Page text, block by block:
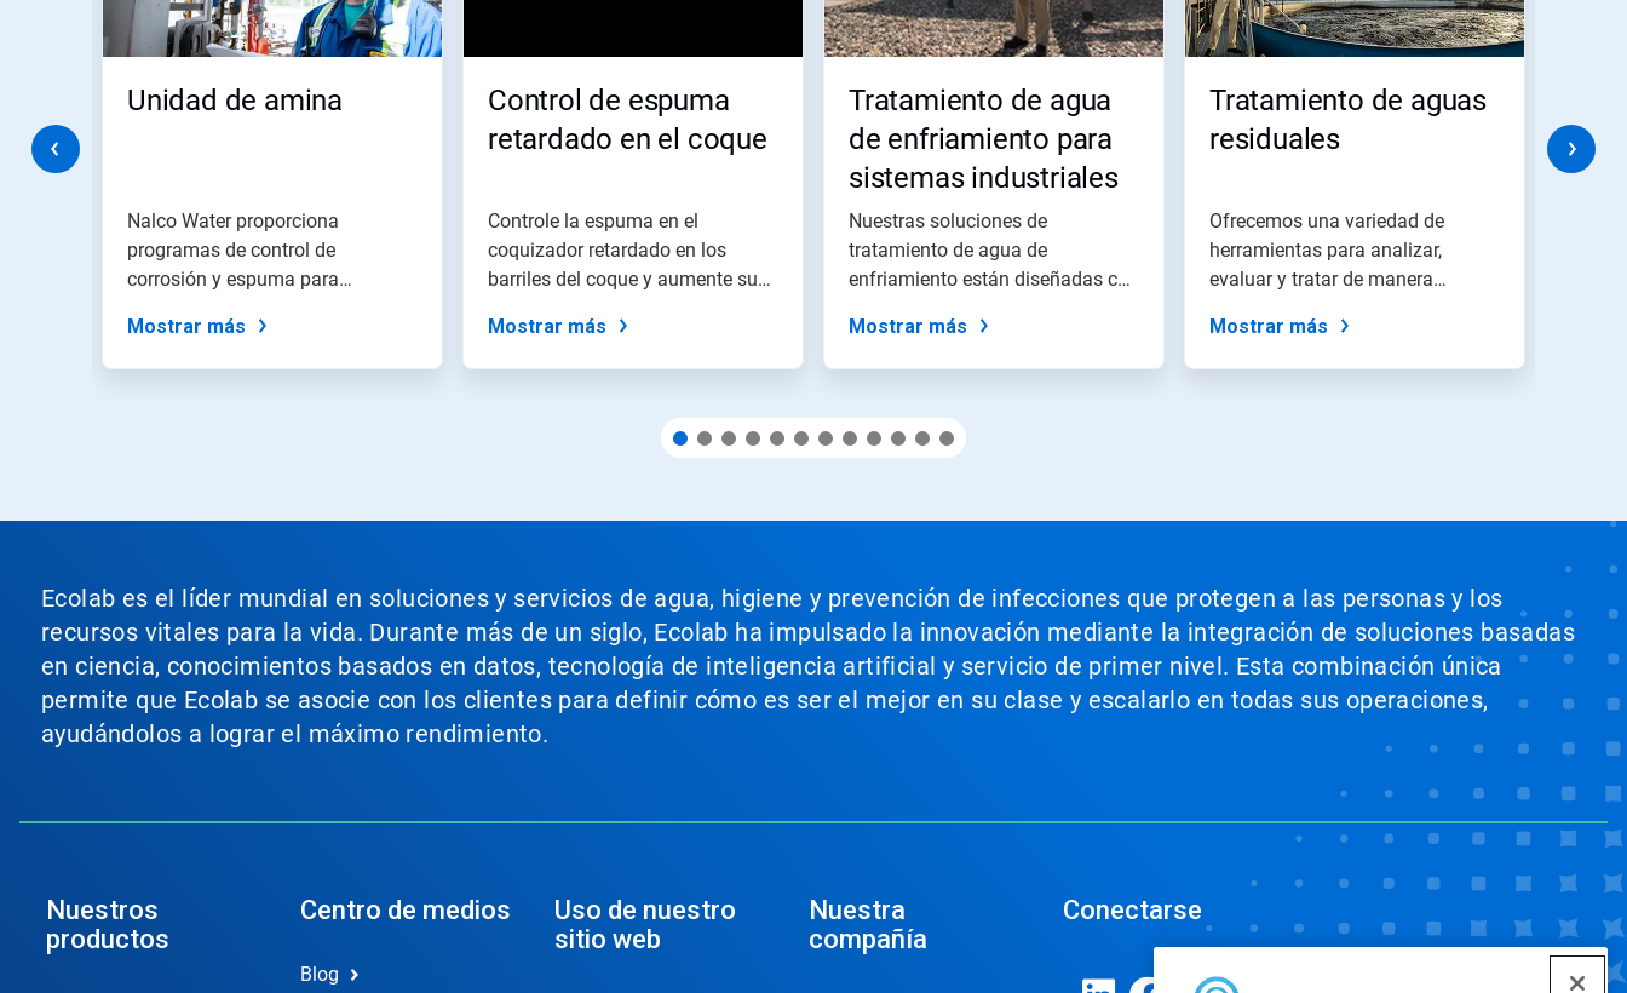
Siguiente
Anterior
navegar,
diapositiva
puntos
Unidad de amina
Nalco Water proporciona
programas de control de
corrosión y espuma para
Mostrar más
Control de espuma
retardado en el coque
Controle la espuma en el
coquizador retardado en los
barriles del coque y aumente su
Mostrar más
Tratamiento de agua
de enfriamiento para
sistemas industriales
de agua de
enfriamiento
Nuestras soluciones de
tratamiento de agua de
enfriamiento están diseñadas con
Mostrar más
Tratamiento de aguas
residuales
Ofrecemos una variedad de
herramientas para analizar,
evaluar y tratar de manera
Mostrar más
de
Ecolab es el líder mundial en soluciones y servicios de agua, higiene y prevención de infecciones que protegen a las personas y los
recursos vitales para la vida. Durante más de un siglo, Ecolab ha impulsado la innovación mediante la integración de soluciones basadas
en ciencia, conocimientos basados en datos, tecnología de inteligencia artificial y servicio de primer nivel. Esta combinación única
permite que Ecolab se asocie con los clientes para definir cómo es ser el mejor en su clase y escalarlo en todas sus operaciones,
ayudándolos a lograr el máximo rendimiento.
Nuestros
productos
Centro de medios
Blog
Uso de nuestro
sitio web
Nuestra
compañía
Conectarse